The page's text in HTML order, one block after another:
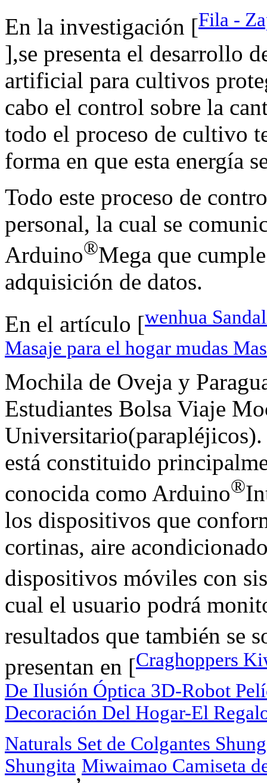
En la investigación [Fila -
],se presenta el desarrollo
artificial para cultivos
cabo el control sobre la
todo el proceso de cultivo
forma en que esta energía
Todo este proceso de
personal, la cual se
Arduino®Mega que
adquisición de datos.
En el artículo [wenhua
Masaje para el hogar mudas
Mochila de Oveja y
Estudiantes Bolsa Viaje
Universitario(parapléjicos).
está constituido
conocida como Arduino®
los dispositivos que
cortinas, aire
dispositivos móviles con
cual el usuario podrá
resultados que también se
presentan en [Craghoppers
De Ilusión Óptica 3D-Robot
Decoración Del Hogar-El
Naturals Set de Colgantes
Shungita,Miwaimao Camiseta